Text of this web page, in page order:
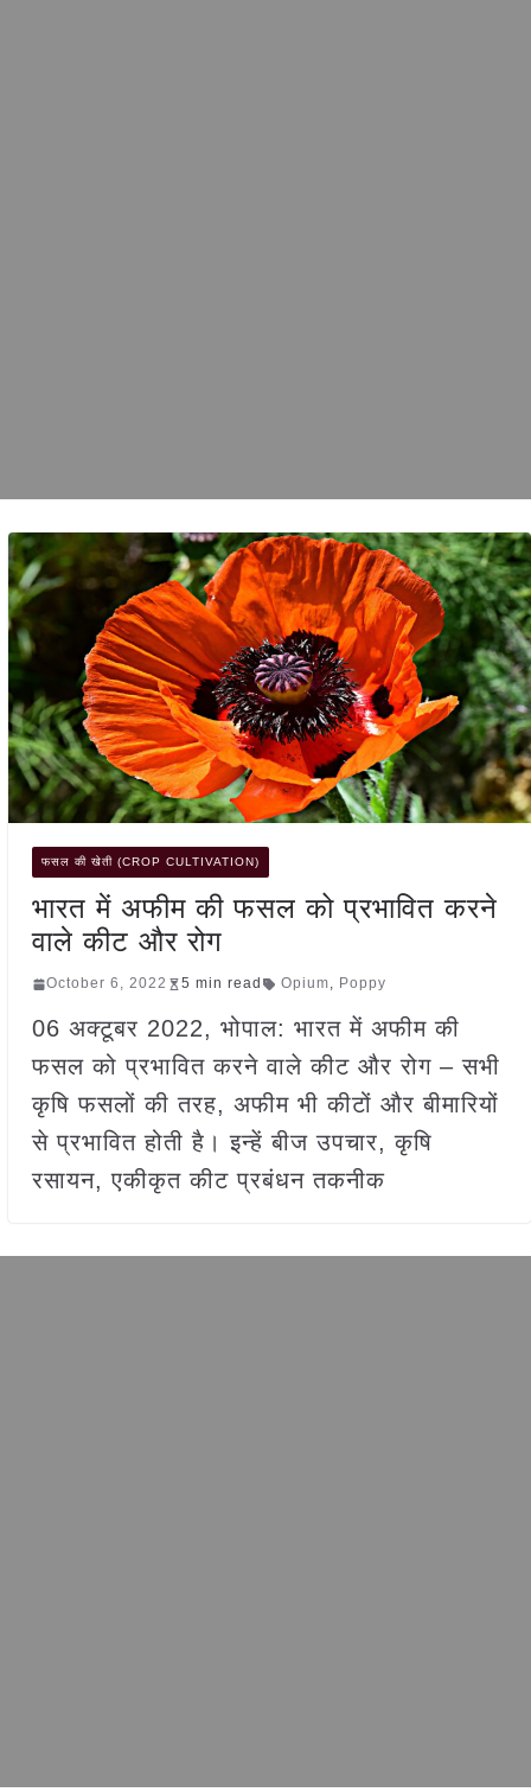
फसल की खेती (CROP CULTIVATION)
भारत में अफीम की फसल को प्रभावित करने
वाले कीट और रोग
October 6, 2022 5 min read Opium, Poppy
06 अक्टूबर 2022, भोपाल: भारत में अफीम की
फसल को प्रभावित करने वाले कीट और रोग – सभी
कृषि फसलों की तरह, अफीम भी कीटों और बीमारियों
से प्रभावित होती है। इन्हें बीज उपचार, कृषि
रसायन, एकीकृत कीट प्रबंधन तकनीक